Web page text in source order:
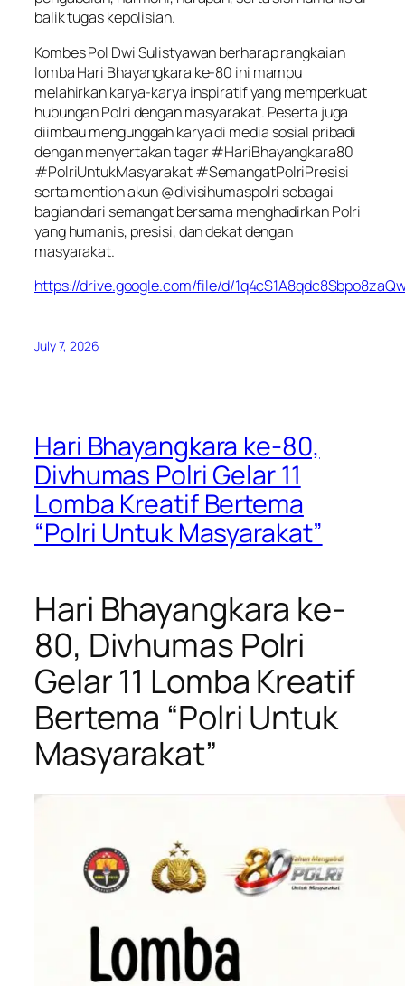
balik tugas kepolisian.
Kombes Pol Dwi Sulistyawan berharap rangkaian
lomba Hari Bhayangkara ke-80 ini mampu
melahirkan karya-karya inspiratif yang memperkuat
hubungan Polri dengan masyarakat. Peserta juga
diimbau mengunggah karya di media sosial pribadi
dengan menyertakan tagar #HariBhayangkara80
#PolriUntukMasyarakat #SemangatPolriPresisi
serta mention akun @divisihumaspolri sebagai
bagian dari semangat bersama menghadirkan Polri
yang humanis, presisi, dan dekat dengan
masyarakat.
https://drive.google.com/file/d/
July 7, 2026
Hari Bhayangkara ke-80,
Divhumas Polri Gelar 11
Lomba Kreatif Bertema
“Polri Untuk Masyarakat”
Hari Bhayangkara ke-
80, Divhumas Polri
Gelar 11 Lomba Kreatif
Bertema “Polri Untuk
Masyarakat”